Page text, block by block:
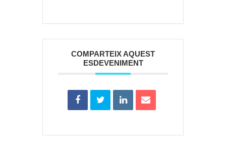
COMPARTEIX AQUEST
ESDEVENIMENT